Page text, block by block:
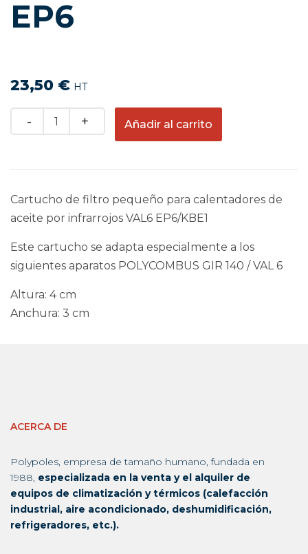
EP6
23,50 € HT
Quantity
Añadir al carrito
Cartucho de filtro pequeño para calentadores de
aceite por infrarrojos VAL6 EP6/KBE1
Este cartucho se adapta especialmente a los
siguientes aparatos POLYCOMBUS GIR 140 / VAL 6
Altura: 4 cm
Anchura: 3 cm
ACERCA DE
Polypoles, empresa de tamaño humano, fundada en
1988, especializada en la venta y el alquiler de
equipos de climatización y térmicos (calefacción
industrial, aire acondicionado, deshumidificación,
refrigeradores, etc.).